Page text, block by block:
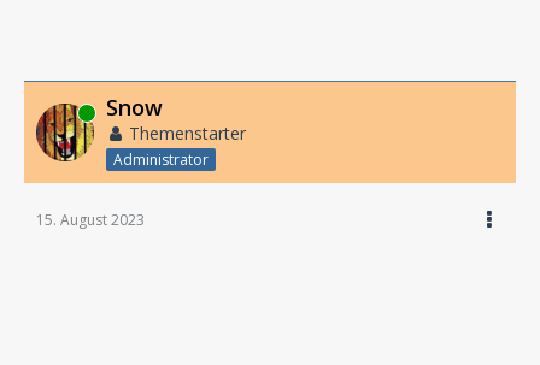
Online Snow
Themenstarter
Administrator
15. August 2023